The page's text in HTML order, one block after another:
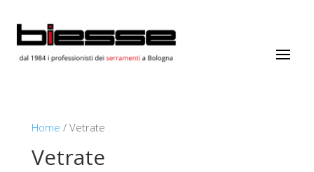
Home / Vetrate
Vetrate